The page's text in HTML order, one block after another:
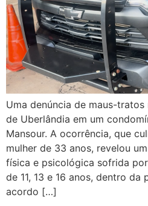
Uma denúncia de maus-
de Uberlândia em um
Mansour. A ocorrência, que
mulher de 33 anos, revelou
física e psicológica sofrida
de 11, 13 e 16 anos, dentro da
acordo […]